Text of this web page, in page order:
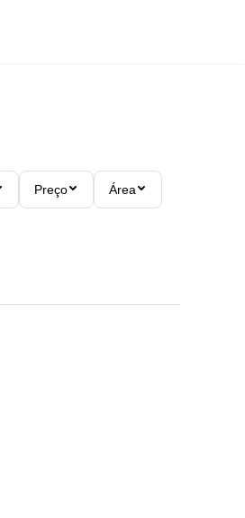
Preço Área